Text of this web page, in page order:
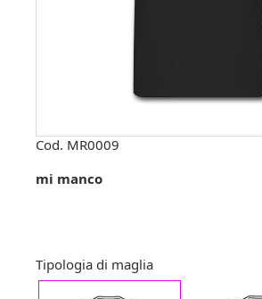
Cod. MR0009
mi manco
Tipologia di maglia